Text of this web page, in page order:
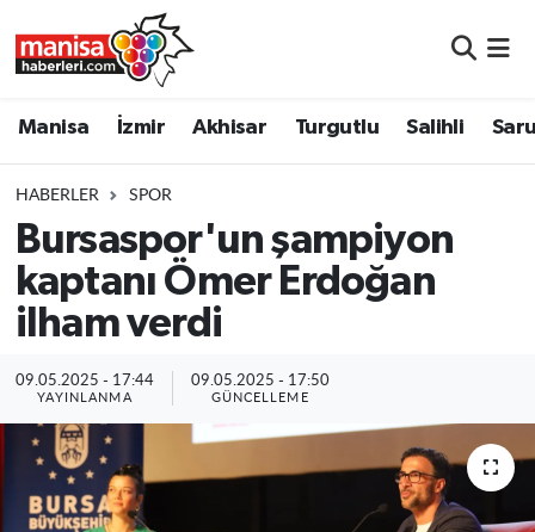
Manisa İzmir Akhisar Turgutlu Salihli
HABERLER SPOR
Bursaspor'un şampiyon
kaptanı Ömer Erdoğan
ilham verdi
09.05.2025 - 17:44
YAYINLANMA
09.05.2025 - 17:50
GÜNCELLEME
Turgutlu
Salihli
Saruhanlı
Soma
Resmi İlanlar
Manisa Nöbetçi Eczaneler
Manisa Trafik Yoğunluk Haritası
Süper Lig Puan Durumu ve Fikstür
Tüm Manşetler
Son Dakika Haberleri
Haber Arşivi